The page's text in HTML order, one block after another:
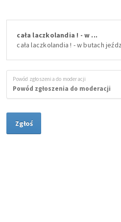
cała laczkolandia ! - w ...
cała laczkolandia ! - w butach
Powód zgłoszenia do moderacji